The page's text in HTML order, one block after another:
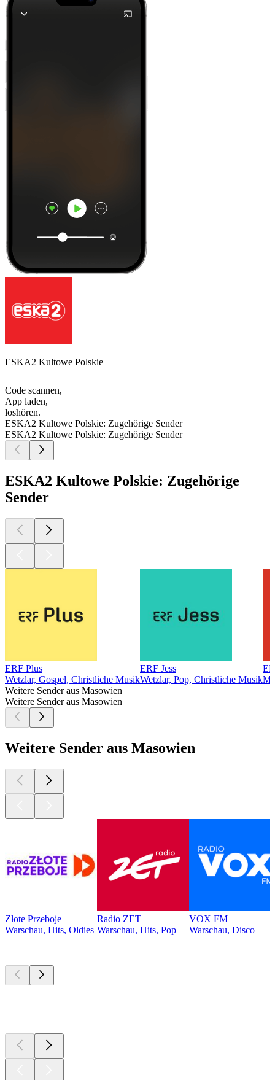
ESKA2 Kultowe Polskie
Code scannen,
App laden,
loshören.
ESKA2 Kultowe Polskie: Zugehörige Sender
ESKA2 Kultowe Polskie: Zugehörige Sender
ESKA2 Kultowe Polskie: Zugehörige
Sender
ERF Plus
Wetzlar, Gospel, Christliche Musik
ERF Jess
Wetzlar, Pop, Christliche Musik
Weitere Sender aus Masowien
Weitere Sender aus Masowien
Weitere Sender aus Masowien
Złote Przeboje
Warschau, Hits, Oldies
Radio ZET
Warschau, Hits, Pop
VOX FM
Warschau, Disco